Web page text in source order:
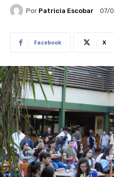
Por Patricia Escobar 07/
Facebook X